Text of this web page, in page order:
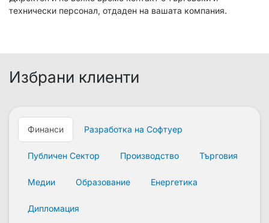
технически персонал, отдаден на вашата компания.
Избрани клиенти
Финанси Разработка на Софтуер
Публичен Сектор Производство Търговия
Медии Образование Енергетика
Дипломация